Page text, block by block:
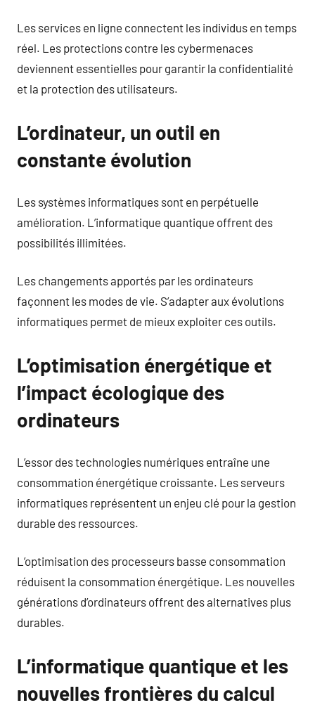
Les services en ligne connectent les individus en temps
réel. Les protections contre les cybermenaces
deviennent essentielles pour garantir la confidentialité
et la protection des utilisateurs.
L’ordinateur, un outil en
constante évolution
Les systèmes informatiques sont en perpétuelle
amélioration. L’informatique quantique offrent des
possibilités illimitées.
Les changements apportés par les ordinateurs
façonnent les modes de vie. S’adapter aux évolutions
informatiques permet de mieux exploiter ces outils.
L’optimisation énergétique et
l’impact écologique des
ordinateurs
L’essor des technologies numériques entraîne une
consommation énergétique croissante. Les serveurs
informatiques représentent un enjeu clé pour la gestion
durable des ressources.
L’optimisation des processeurs basse consommation
réduisent la consommation énergétique. Les nouvelles
générations d’ordinateurs offrent des alternatives plus
durables.
L’informatique quantique et les
nouvelles frontières du calcul